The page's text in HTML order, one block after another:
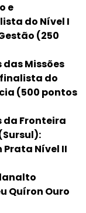
e
do Nível I
(250
Missões
finalista do
(500 pontos
da Fronteira
Nível II
Quíron Ouro